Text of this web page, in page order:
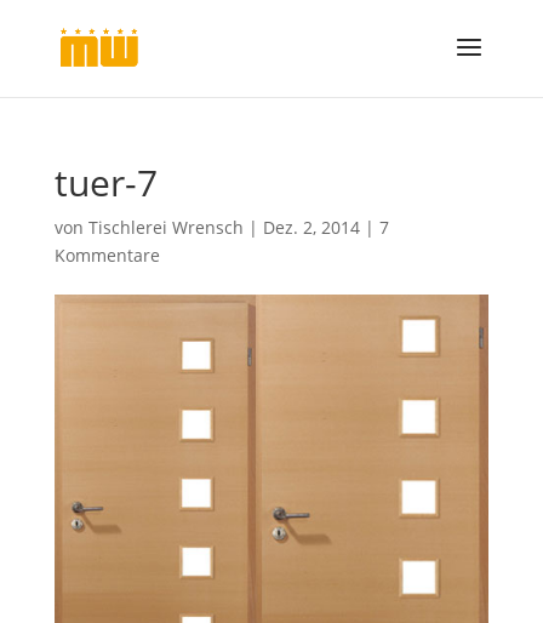
tuer-7
von Tischlerei Wrensch | Dez. 2, 2014| 7
Kommentare